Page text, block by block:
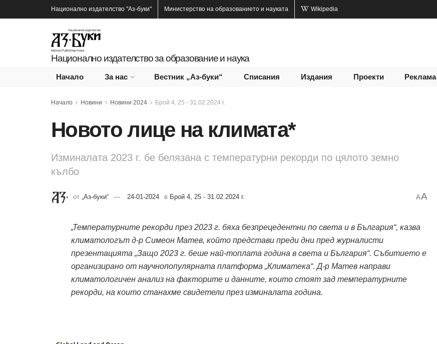
Национално издателство "Аз-буки" Министерство на образованието и науката Wikipedia
Национално издателство за образование и наука
Начало За нас Вестник „Аз-буки“ Списания Издания Проекти Реклама
Начало Новини Новини 2024 Брой 4, 25 - 31.02.2024 г.
Новото лице на климата*
Изминалата 2023 г. бе белязана с температурни рекорди по цялото земно
кълбо
от „Аз-буки“ 24-01-2024 в Брой 4, 25 - 31.02.2024 г. AA
„Температурните рекорди през 2023 г. бяха безпрецедентни по света и в България“, казва
климатологът д-р Симеон Матев, който представи преди дни пред журналисти
презентацията „Защо 2023 г. беше най-топлата година в света и България“. Събитието е
организирано от научнопопулярната платформа „Климатека“. Д-р Матев направи
климатологичен анализ на факторите и данните, които стоят зад температурните
рекорди, на които станахме свидетели през изминалата година.